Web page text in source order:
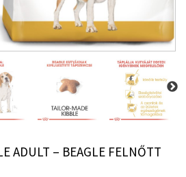
ADULT – BEAGLE FELNŐTT